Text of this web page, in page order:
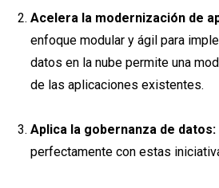
Acelera la modernización de
enfoque modular y ágil para
datos en la nube permite una
de las aplicaciones existentes.
Aplica la gobernanza de datos:
perfectamente con estas